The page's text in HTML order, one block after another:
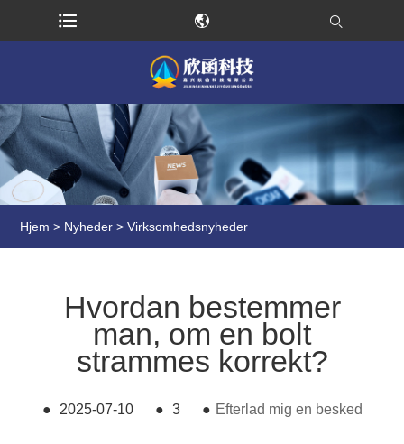
Hjem > Nyheder >Virksomhedsnyheder
Hvordan bestemmer
man, om en bolt
strammes korrekt?
● 2025-07-10 ● 3 ● Efterlad mig en besked